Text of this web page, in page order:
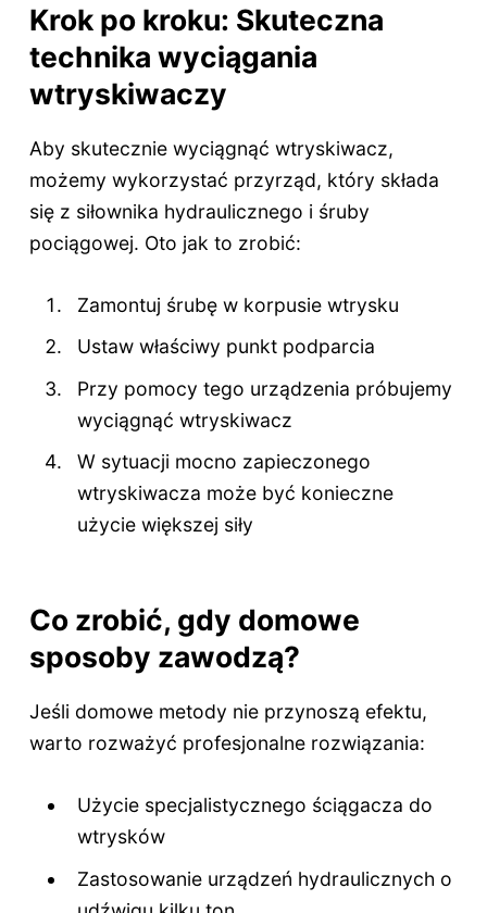
Krok po kroku: Skuteczna
technika wyciągania
wtryskiwaczy
Aby skutecznie wyciągnąć wtryskiwacz,
możemy wykorzystać przyrząd, który składa
się z siłownika hydraulicznego i śruby
pociągowej. Oto jak to zrobić:
Zamontuj śrubę w korpusie wtrysku
Ustaw właściwy punkt podparcia
Przy pomocy tego urządzenia próbujemy
wyciągnąć wtryskiwacz
W sytuacji mocno zapieczonego
wtryskiwacza może być konieczne
użycie większej siły
Co zrobić, gdy domowe
sposoby zawodzą?
Jeśli domowe metody nie przynoszą efektu,
warto rozważyć profesjonalne rozwiązania:
Użycie specjalistycznego ściągacza do
wtrysków
Zastosowanie urządzeń hydraulicznych o